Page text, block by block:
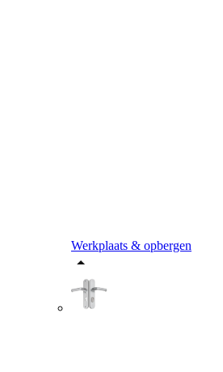
Werkplaats & opbergen